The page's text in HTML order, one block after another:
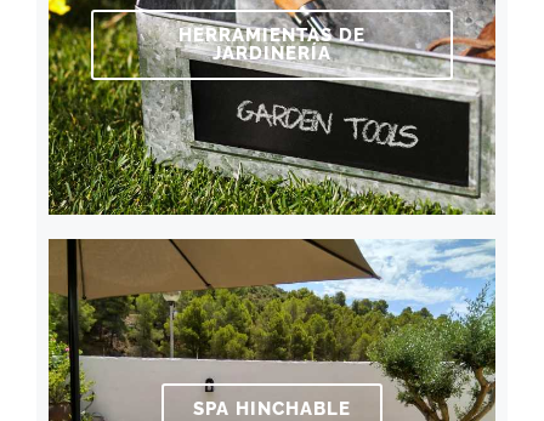
HERRAMIENTAS DE
JARDINERÍA
SPA HINCHABLE